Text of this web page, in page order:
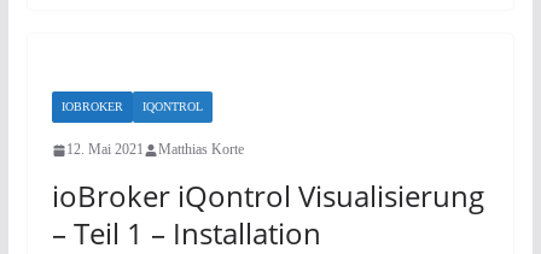
IOBROKER IQONTROL
12. Mai 2021 Matthias Korte
ioBroker iQontrol Visualisierung
– Teil 1 – Installation